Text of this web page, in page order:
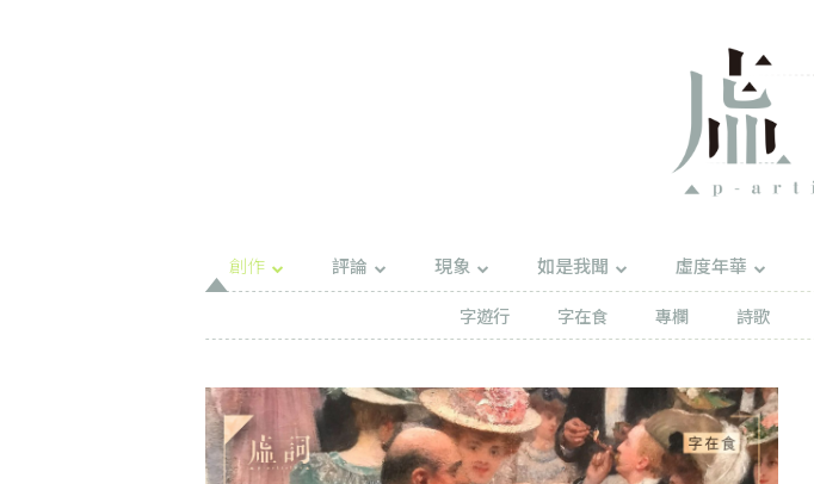
創作 評論 現象 如是我聞 虛度年華
字遊行
字在食 專欄 詩歌